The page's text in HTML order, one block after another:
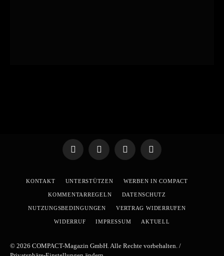
TelegramWhatsApp
X
YouTube
KONTAKT UNTERSTÜTZEN WERBEN IN COMPACT
KOMMENTARREGELN DATENSCHUTZ
NUTZUNGSBEDINGUNGEN VERTRAG WIDERRUFEN
WIDERRUF IMPRESSUM AKTUELL
© 2026 COMPACT-Magazin GmbH. Alle Rechte vorbehalten. /